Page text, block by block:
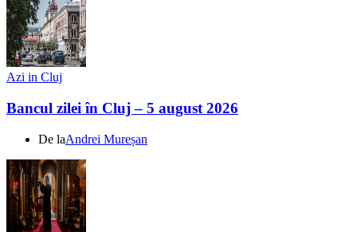
Azi in Cluj
Bancul zilei în Cluj – 5 august 2026
De laAndrei Mureșan